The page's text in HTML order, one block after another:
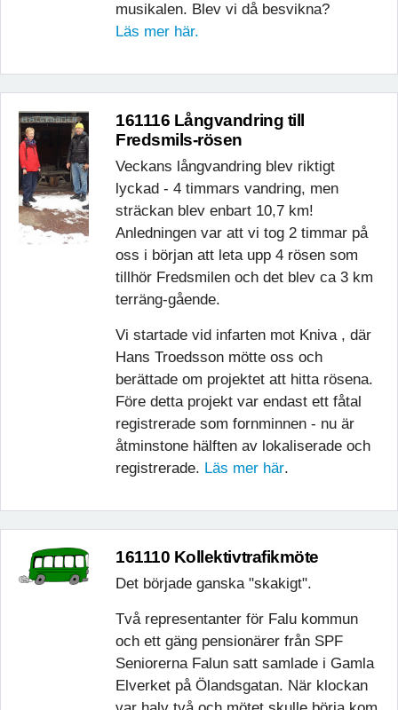
musikalen. Blev vi då besvikna?
Läs mer här.
161116 Långvandring till
Fredsmils-rösen
Veckans långvandring blev riktigt
lyckad - 4 timmars vandring, men
sträckan blev enbart 10,7 km!
Anledningen var att vi tog 2 timmar på
oss i början att leta upp 4 rösen som
tillhör Fredsmilen och det blev ca 3 km
terräng-gående.
Vi startade vid infarten mot Kniva , där
Hans Troedsson mötte oss och
berättade om projektet att hitta rösena.
Före detta projekt var endast ett fåtal
registrerade som fornminnen - nu är
åtminstone hälften av lokaliserade och
registrerade. Läs mer här.
161110 Kollektivtrafikmöte
Det började ganska "skakigt".
Två representanter för Falu kommun
och ett gäng pensionärer från SPF
Seniorerna Falun satt samlade i Gamla
Elverket på Ölandsgatan. När klockan